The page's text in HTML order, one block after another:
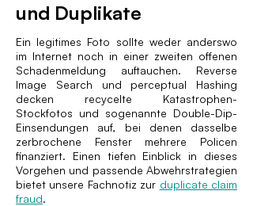
und Duplikate
Ein legitimes Foto sollte weder anderswo
im Internet noch in einer zweiten offenen
Schadenmeldung auftauchen. Reverse
Image Search und perceptual Hashing
decken recycelte Katastrophen-
Stockfotos und sogenannte Double-Dip-
Einsendungen auf, bei denen dasselbe
zerbrochene Fenster mehrere Policen
finanziert. Einen tiefen Einblick in dieses
Vorgehen und passende Abwehrstrategien
bietet unsere Fachnotiz zur duplicate claim
fraud.